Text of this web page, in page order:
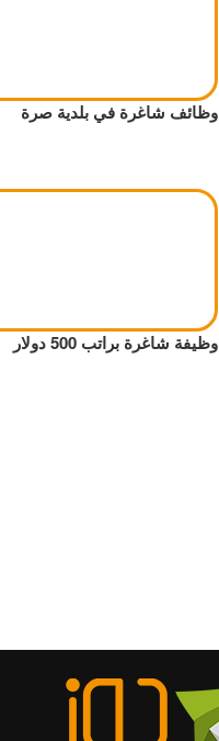
وظائف شاغرة في بلدية صرة
وظيفة شاغرة براتب 500 دولار